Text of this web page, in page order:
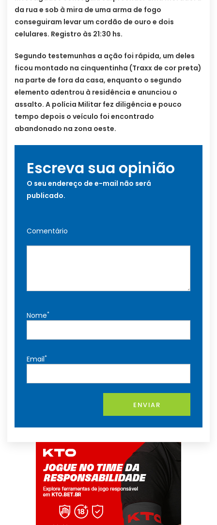
da rua e sob à mira de uma arma de fogo
conseguiram levar um cordão de ouro e dois
celulares. Registro às 21:30 hs.
Segundo testemunhas a ação foi rápida, um deles
ficou montado na cinquentinha (Traxx de cor preta)
na parte de fora da casa, enquanto o segundo
elemento adentrou à residência e anunciou o
assalto. A polícia Militar fez diligência e pouco
tempo depois o veículo foi encontrado
abandonado na zona oeste.
Escreva sua opinião
O seu endereço de e-mail não será
publicado.
Comentário
Nome*
Email*
ENVIAR